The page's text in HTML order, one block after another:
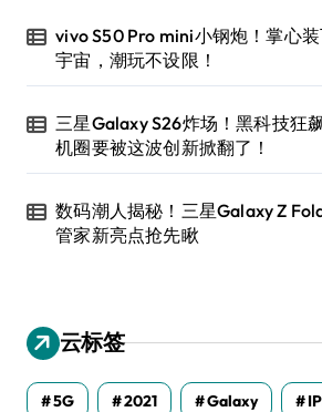
vivo S50 Pro mini小钢炮！掌心
宇宙，潮玩不设限！
三星Galaxy S26炸场！黑科技狂
机圈要被这波创新掀翻了！
数码潮人揭秘！三星Galaxy Z
管家新亮点抢先瞅
云标签
5G 2021 Galaxy